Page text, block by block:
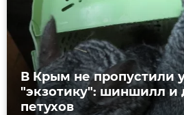
В Крым не пропустили
"экзотику": шиншилл и
петухов